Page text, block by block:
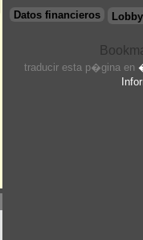
Datos financieros
traducir esta p�gina en